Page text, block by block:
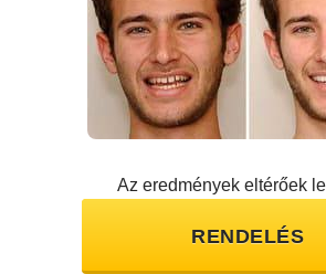
Az eredmények eltérőek
RENDELÉS